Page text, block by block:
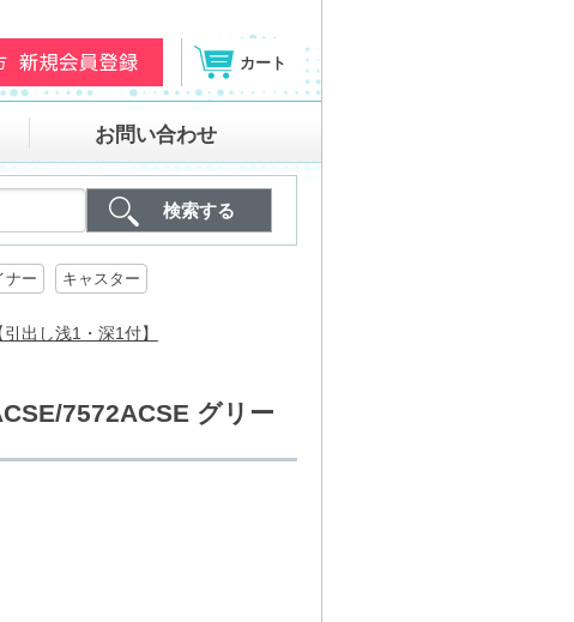
カート
お問い合わせ
ナー キャスター
出し浅1・深1付】
7572ACSE グリー